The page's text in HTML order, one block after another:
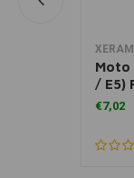
Moto
/ E5)
€7,02